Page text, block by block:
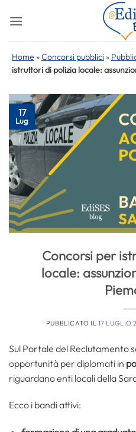
Home »Concorsi pubblici »
istruttori di polizia locale:
17
Lug
Concorsi per
locale:
PUBBLICATO IL 17 LUGLIO
Sul Portale del Reclutamento
opportunità per diplomati in
riguardano enti locali della
Ecco i bandi attivi: